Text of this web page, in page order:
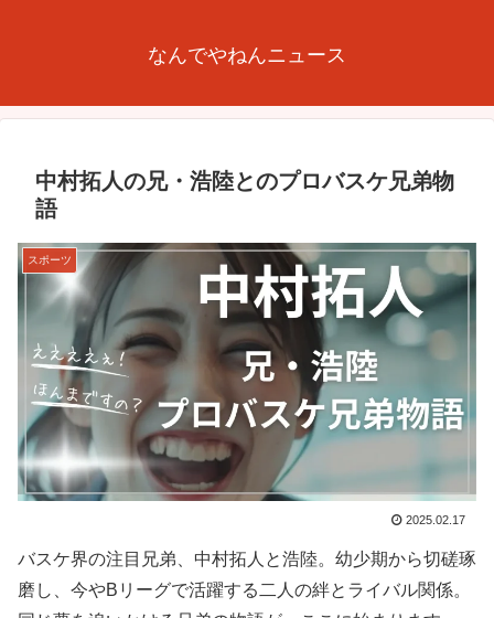
なんでやねんニュース
中村拓人の兄・浩陸とのプロバスケ兄弟物
語
スポーツ
2025.02.17
バスケ界の注目兄弟、中村拓人と浩陸。幼少期から切磋琢
磨し、今やBリーグで活躍する二人の絆とライバル関係。